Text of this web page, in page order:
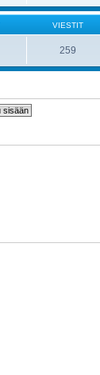
VIESTIT
259